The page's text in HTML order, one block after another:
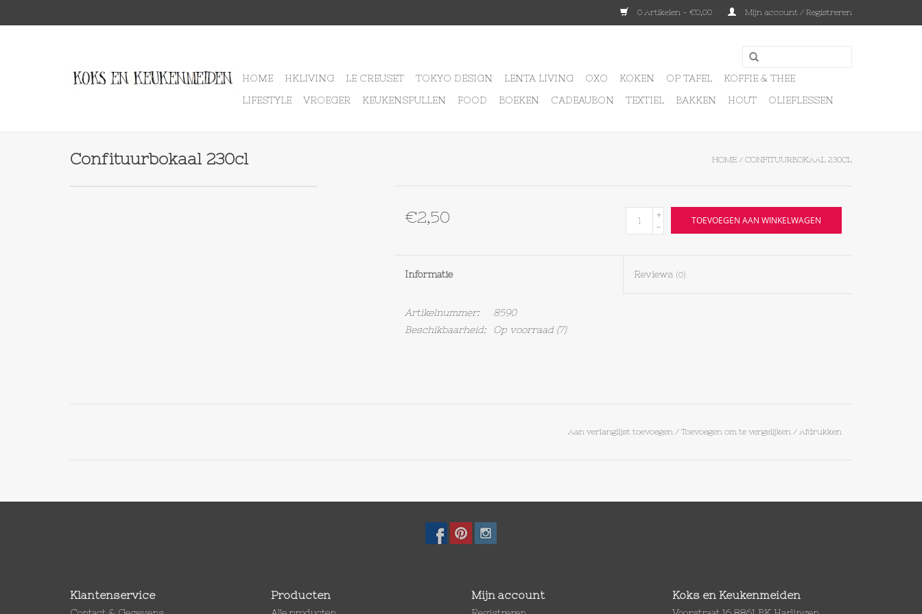
0 Artikelen - €0,00 Mijn account / Registreren
HOME HKLIVING LE CREUSET TOKYO DESIGN LENTA LIVING OXO KOKEN OP TAFEL
KOFFIE & THEE
LIFESTYLE
VROEGER KEUKENSPULLEN FOOD BOEKEN CADEAUBON TEXTIEL BAKKEN HOUT OLIEFLESSEN
Confituurbokaal 230cl HOME / CONFITUURBOKAAL 230CL
€2,50
+
-
TOEVOEGEN AAN WINKELWAGEN
Informatie Reviews (0)
Artikelnummer:
8590
Beschikbaarheid:
Op voorraad(7)
Aan verlanglijst toevoegen/ Toevoegen om te vergelijken / Afdrukken
Klantenservice Producten Mijn account Koks en Keukenmeiden